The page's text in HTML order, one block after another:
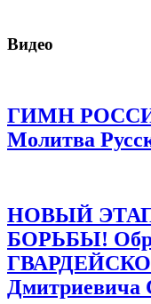
Видео
ГИМН
Молитва
НОВЫЙ
БОРЬБЫ!
Дмитриевича